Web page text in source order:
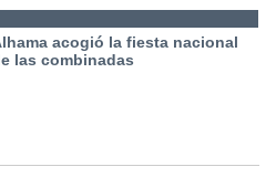
acogió la fiesta nacional
las combinadas